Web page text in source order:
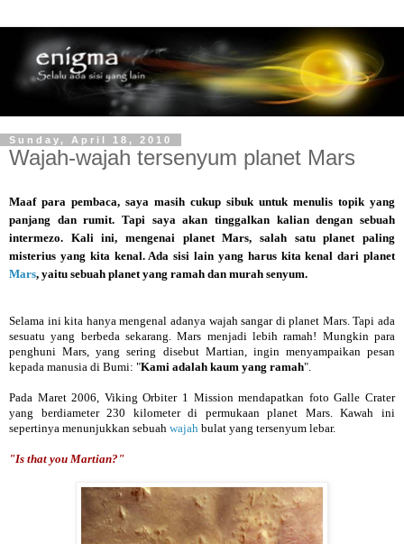
Sunday, April 18, 2010
Wajah-wajah tersenyum planet Mars
Maaf para pembaca, saya masih cukup sibuk untuk menulis topik yang
panjang dan rumit. Tapi saya akan tinggalkan kalian dengan sebuah
intermezo. Kali ini, mengenai planet Mars, salah satu planet paling
misterius yang kita kenal. Ada sisi lain yang harus kita kenal dari planet
Mars, yaitu sebuah planet yang ramah dan murah senyum.
Selama ini kita hanya mengenal adanya wajah sangar di planet Mars. Tapi ada
sesuatu yang berbeda sekarang. Mars menjadi lebih ramah! Mungkin para
penghuni Mars, yang sering disebut Martian, ingin menyampaikan pesan
kepada manusia di Bumi: "Kami adalah kaum yang ramah".
Pada Maret 2006, Viking Orbiter 1 Mission mendapatkan foto Galle Crater
yang berdiameter 230 kilometer di permukaan planet Mars. Kawah ini
sepertinya menunjukkan sebuah wajah bulat yang tersenyum lebar.
"Is that you Martian?"